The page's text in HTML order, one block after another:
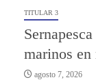
TITULAR 3
marinos en
agosto 7, 2026